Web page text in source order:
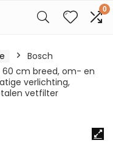
0
Bosch
60 cm breed, om- en
verlichting,
vetfilter